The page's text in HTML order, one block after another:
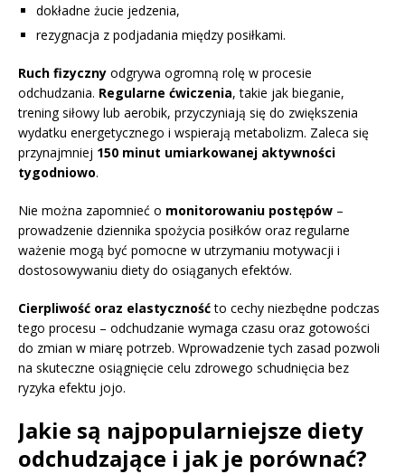
dokładne żucie jedzenia,
rezygnacja z podjadania między posiłkami.
Ruch fizyczny odgrywa ogromną rolę w procesie
odchudzania. Regularne ćwiczenia, takie jak bieganie,
trening siłowy lub aerobik, przyczyniają się do zwiększenia
wydatku energetycznego i wspierają metabolizm. Zaleca się
przynajmniej 150 minut umiarkowanej aktywności
tygodniowo.
Nie można zapomnieć o monitorowaniu postępów –
prowadzenie dziennika spożycia posiłków oraz regularne
ważenie mogą być pomocne w utrzymaniu motywacji i
dostosowywaniu diety do osiąganych efektów.
Cierpliwość oraz elastycznośćto cechy niezbędne podczas
tego procesu – odchudzanie wymaga czasu oraz gotowości
do zmian w miarę potrzeb. Wprowadzenie tych zasad pozwoli
na skuteczne osiągnięcie celu zdrowego schudnięcia bez
ryzyka efektu jojo.
Jakie są najpopularniejsze diety
odchudzające i jak je porównać?